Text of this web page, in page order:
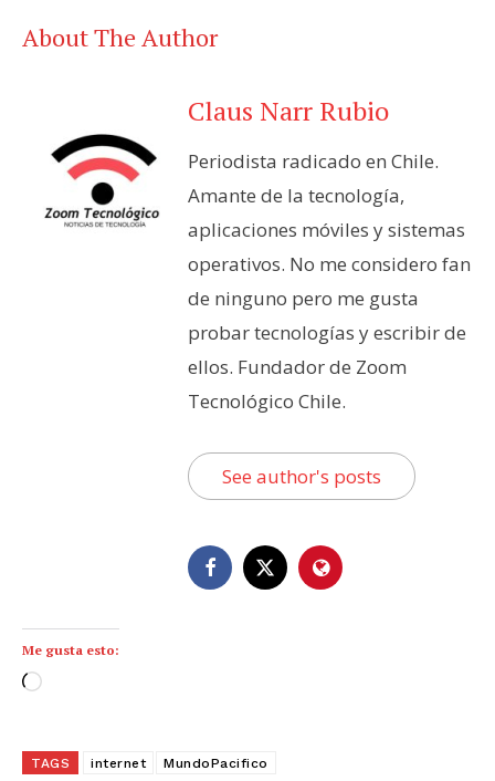
About The Author
Claus Narr Rubio
Periodista radicado en Chile.
Amante de la tecnología,
aplicaciones móviles y sistemas
operativos. No me considero fan
de ninguno pero me gusta
probar tecnologías y escribir de
ellos. Fundador de Zoom
Tecnológico Chile.
See author's posts
Me gusta esto:
C
g
TAGS internet MundoPacifico